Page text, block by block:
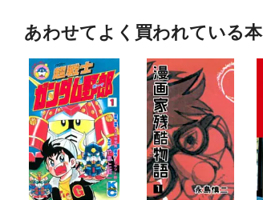
あわせてよく買われている本